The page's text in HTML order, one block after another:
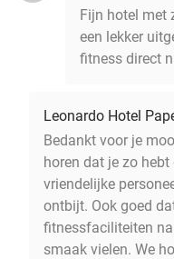
Fijn hotel met
een lekker
fitness direct
Leonardo Hotel
Bedankt voor je
horen dat je zo
vriendelijke
ontbijt. Ook goed
fitnessfaciliteiten
smaak vielen. We